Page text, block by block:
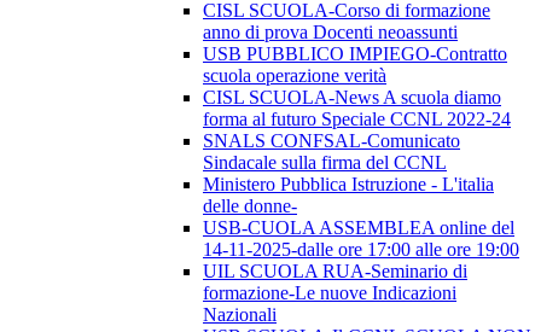
CISL SCUOLA-Corso di formazione
anno di prova Docenti neoassunti
USB PUBBLICO IMPIEGO-Contratto
scuola operazione verità
CISL SCUOLA-News A scuola diamo
forma al futuro Speciale CCNL 2022-24
SNALS CONFSAL-Comunicato
Sindacale sulla firma del CCNL
Ministero Pubblica Istruzione - L'italia
delle donne-
USB-CUOLA ASSEMBLEA online del
14-11-2025-dalle ore 17:00 alle ore 19:00
UIL SCUOLA RUA-Seminario di
formazione-Le nuove Indicazioni
Nazionali